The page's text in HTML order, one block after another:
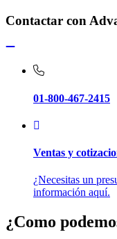
Contactar con
01-800-467-2415
Ventas y
¿Necesitas un
información aquí.
¿Como